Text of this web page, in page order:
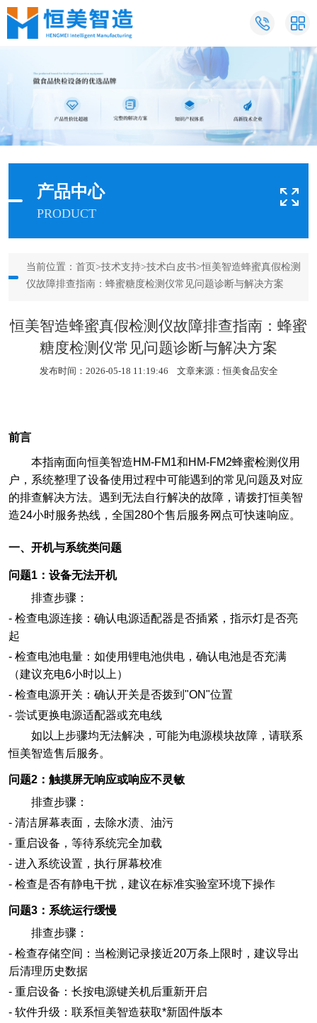
产品中心
PRODUCT
当前位置： 首页 >技术支持>技术白皮书>恒美智造蜂蜜真假检测
仪故障排查指南：蜂蜜糖度检测仪常见问题诊断与解决方案
恒美智造蜂蜜真假检测仪故障排查指南：蜂蜜
糖度检测仪常见问题诊断与解决方案
发布时间：2026-05-18 11:19:46 文章来源：恒美食品安全
前言
本指南面向恒美智造HM-FM1和HM-FM2蜂蜜检测仪用
户，系统整理了设备使用过程中可能遇到的常见问题及对应
的排查解决方法。遇到无法自行解决的故障，请拨打恒美智
造24小时服务热线，全国280个售后服务网点可快速响应。
一、开机与系统类问题
问题1：设备无法开机
排查步骤：
- 检查电源连接：确认电源适配器是否插紧，指示灯是否亮
起
- 检查电池电量：如使用锂电池供电，确认电池是否充满
（建议充电6小时以上）
- 检查电源开关：确认开关是否拨到"ON"位置
- 尝试更换电源适配器或充电线
如以上步骤均无法解决，可能为电源模块故障，请联系
恒美智造售后服务。
问题2：触摸屏无响应或响应不灵敏
排查步骤：
- 清洁屏幕表面，去除水渍、油污
- 重启设备，等待系统完全加载
- 进入系统设置，执行屏幕校准
- 检查是否有静电干扰，建议在标准实验室环境下操作
问题3：系统运行缓慢
排查步骤：
- 检查存储空间：当检测记录接近20万条上限时，建议导出
后清理历史数据
- 重启设备：长按电源键关机后重新开启
- 软件升级：联系恒美智造获取*新固件版本